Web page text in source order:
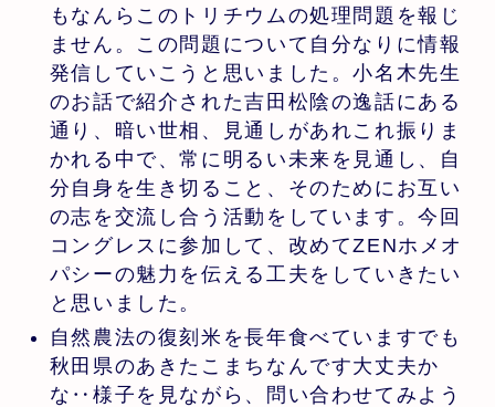
もなんらこのトリチウムの処理問題を報じ
ません。この問題について自分なりに情報
発信していこうと思いました。小名木先生
のお話で紹介された吉田松陰の逸話にある
通り、暗い世相、見通しがあれこれ振りま
かれる中で、常に明るい未来を見通し、自
分自身を生き切ること、そのためにお互い
の志を交流し合う活動をしています。今回
コングレスに参加して、改めてZENホメオ
パシーの魅力を伝える工夫をしていきたい
と思いました。
自然農法の復刻米を長年食べていますでも
秋田県のあきたこまちなんです大丈夫か
な‥様子を見ながら、問い合わせてみよう